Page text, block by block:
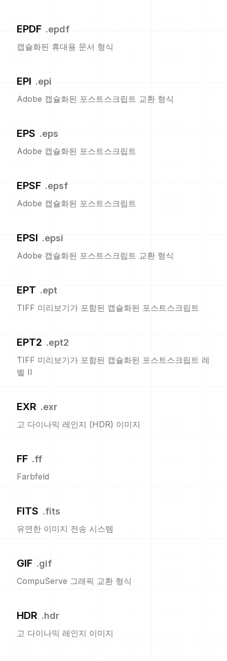
EPDF .epdf
캡슐화된 휴대용 문서 형식
EPI .epi
Adobe 캡슐화된 포스트스크립트 교환 형식
EPS .eps
Adobe 캡슐화된 포스트스크립트
EPSF .epsf
Adobe 캡슐화된 포스트스크립트
EPSI .epsi
Adobe 캡슐화된 포스트스크립트 교환 형식
EPT .ept
TIFF 미리보기가 포함된 캡슐화된 포스트스크립트
EPT2 .ept2
TIFF 미리보기가 포함된 캡슐화된 포스트스크립트 레
벨 II
EXR .exr
고 다이나믹 레인지 (HDR) 이미지
FF .ff
Farbfeld
FITS .fits
유연한 이미지 전송 시스템
GIF .gif
CompuServe 그래픽 교환 형식
HDR .hdr
고 다이나믹 레인지 이미지